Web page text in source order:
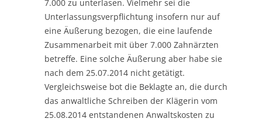
7.000 zu unterlasen. Vielmehr sei die
Unterlassungsverpflichtung insofern nur auf
eine Äußerung bezogen, die eine laufende
Zusammenarbeit mit über 7.000 Zahnärzten
betreffe. Eine solche Äußerung aber habe sie
nach dem 25.07.2014 nicht getätigt.
Vergleichsweise bot die Beklagte an, die durch
das anwaltliche Schreiben der Klägerin vom
25.08.2014 entstandenen Anwaltskosten zu